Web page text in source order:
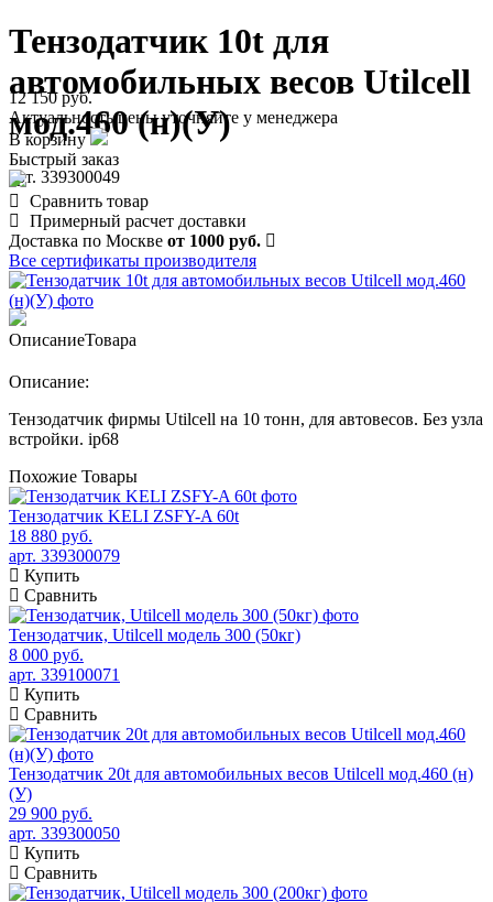
Тензодатчик 10t для
автомобильных весов Utilcell
мод.460 (н)(У)
арт. 339300049
12 150 руб.
Актуальность цены уточняйте у менеджера
В корзину
Быстрый заказ
Сравнить товар
Примерный расчет доставки
Доставка по Москве от 1000 руб.
Все сертификаты производителя
ОписаниеТовара
Описание:
Тензодатчик фирмы Utilcell на 10 тонн, для автовесов. Без узла
встройки. ip68
Похожие Товары
Тензодатчик KELI ZSFY-A 60t
18 880 руб.
арт. 339300079
Купить
Сравнить
Тензодатчик, Utilcell модель 300 (50кг)
8 000 руб.
арт. 339100071
Купить
Сравнить
Тензодатчик 20t для автомобильных весов Utilcell мод.460 (н)
(У)
29 900 руб.
арт. 339300050
Купить
Сравнить